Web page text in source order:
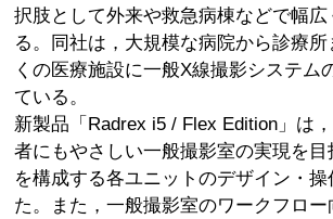
択肢として外来や救急病棟などで幅
る。同社は，大規模な病院から診療
くの医療施設に一般X線撮影システム
ている。
新製品「Radrex i5 / Flex Edition」は
者にもやさしい一般撮影室の実現を目
を構成する各ユニットのデザイン・操
た。また，一般撮影室のワークフロー